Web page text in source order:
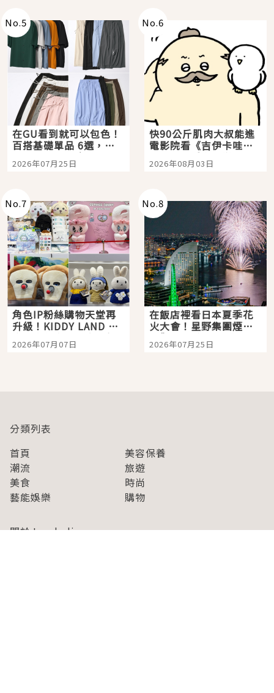
No.5
在GU看到就可以包色！
百搭基礎單品 6選，閉
眼全收也不心疼
2026年07月25日
No.6
快90公斤肌肉大叔能進
電影院看《吉伊卡哇》
嗎？日本重金屬樂團
「打首」會長與nagano
2026年08月03日
No.7
角色IP粉絲購物天堂再
升級！KIDDY LAND 原
宿店吉伊卡哇迎客，新
開幕 OMOKADO 店3分
2026年07月07日
No.8
在飯店裡看日本夏季花
火大會！星野集團煙火
景觀飯店6選，讓你不用
人擠人悠閒欣賞
2026年07月25日
分類列表
首頁
美容保養
潮流
旅遊
美食
時尚
藝能娛樂
購物
關於Japaholic